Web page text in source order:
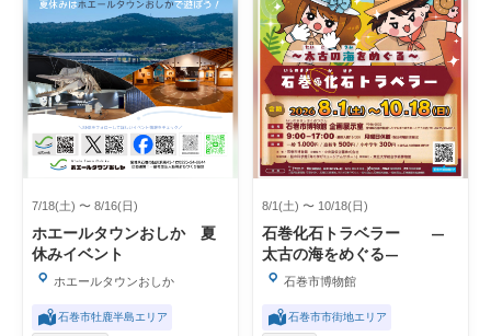
7/18(土) 〜 8/16(日)
ホエールタウンおしか 夏
休みイベント
ホエールタウンおしか
石巻市牡鹿半島エリア
8/1(土) 〜 10/18(日)
石巻化石トラベラー ―
太古の海をめぐる―
石巻市博物館
石巻市市街地エリア